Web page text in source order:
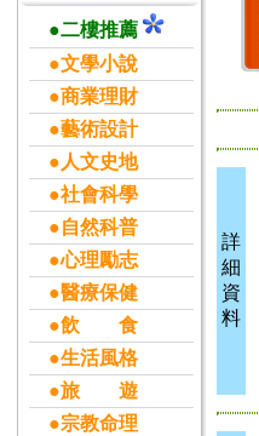
●二樓推薦
●文學小說
●商業理財
●藝術設計
●人文史地
●社會科學
●自然科普
●心理勵志
●醫療保健
●飲 食
●生活風格
●旅 遊
●宗教命理
詳
細
資
料